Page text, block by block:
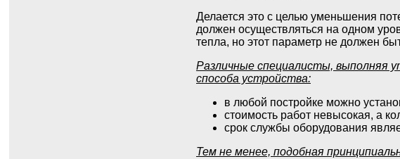
Делается это с целью уменьшения
должен осуществляться на одном
тепла, но этот параметр не должен
Различные специалисты, выполняя
способа устройства:
в любой постройке можно
стоимость работ невысокая, а
срок службы оборудования
Тем не менее, подобная